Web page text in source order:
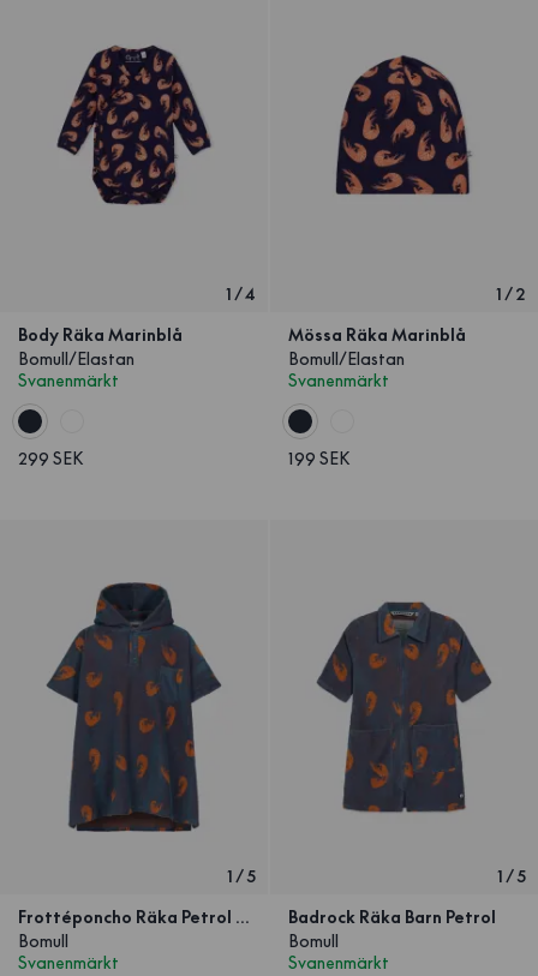
1/4
Body Räka Marinblå
Bomull/Elastan
Svanenmärkt
299 SEK
1/2
Mössa Räka Marinblå
Bomull/Elastan
Svanenmärkt
199 SEK
1/5
Frottéponcho Räka Petrol Barn
Bomull
Svanenmärkt
1/5
Badrock Räka Barn Petrol
Bomull
Svanenmärkt